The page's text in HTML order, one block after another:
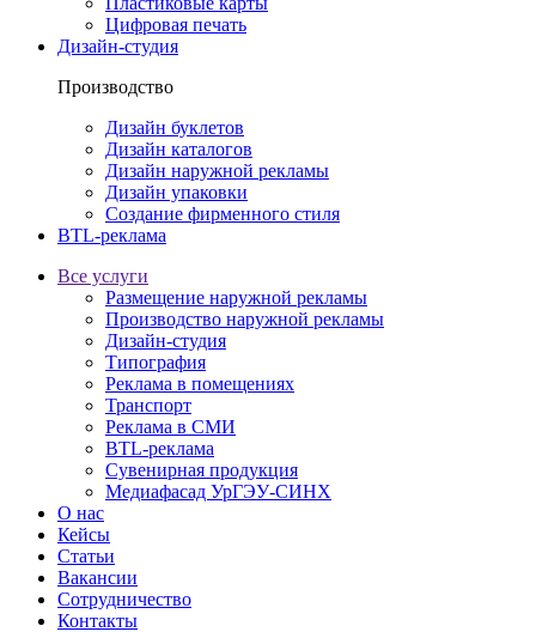
Цифровая печать
Дизайн-студия
Производство
Дизайн буклетов
Дизайн каталогов
Дизайн наружной рекламы
Дизайн упаковки
Создание фирменного стиля
BTL-реклама
Все услуги
Размещение наружной рекламы
Производство наружной рекламы
Дизайн-студия
Типография
Реклама в помещениях
Транспорт
Реклама в СМИ
BTL-реклама
Сувенирная продукция
Медиафасад УрГЭУ-СИНХ
О нас
Кейсы
Статьи
Вакансии
Сотрудничество
Контакты